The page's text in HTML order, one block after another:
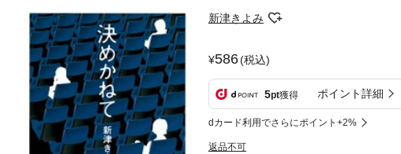
新津きよみ
586(税込)
5pt獲得 ポイント詳細
dカード利用でさらにポイント+2%
返品不可